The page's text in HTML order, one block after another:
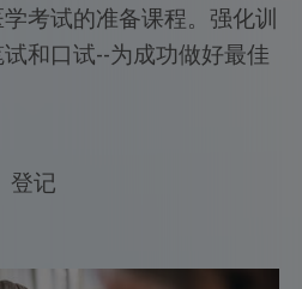
考试的准备课程。强化训
和口试--为成功做好最佳
登记